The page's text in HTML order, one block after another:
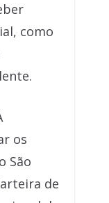
como
os
São
de